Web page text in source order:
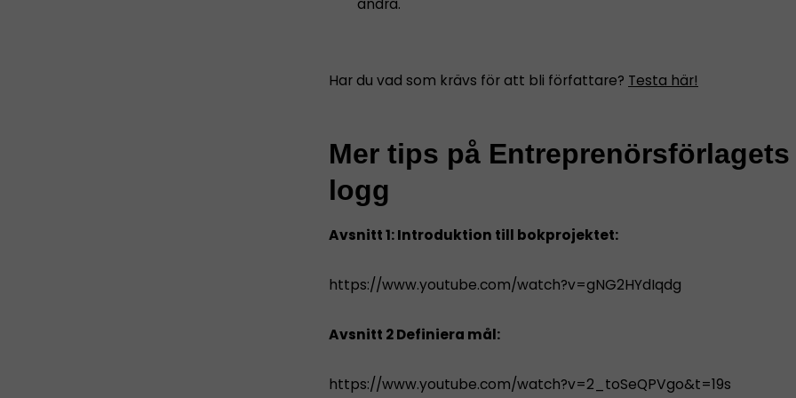
Har du vad som krävs för att bli författare? Testa här!
Mer tips på Entreprenörsförlagets
logg
Avsnitt 1: Introduktion till bokprojektet:
https://www.youtube.com/watch?v=gNG2HYdIqdg
Avsnitt 2 Definiera mål:
https://www.youtube.com/watch?v=2_toSeQPVgo&t=19s